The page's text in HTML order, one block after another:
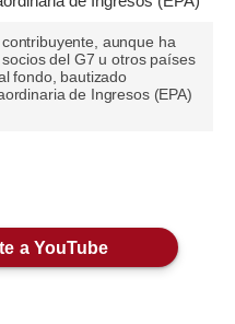
aunque ha
del G7 u otros países
fondo, bautizado
de Ingresos (EPA)
a YouTube